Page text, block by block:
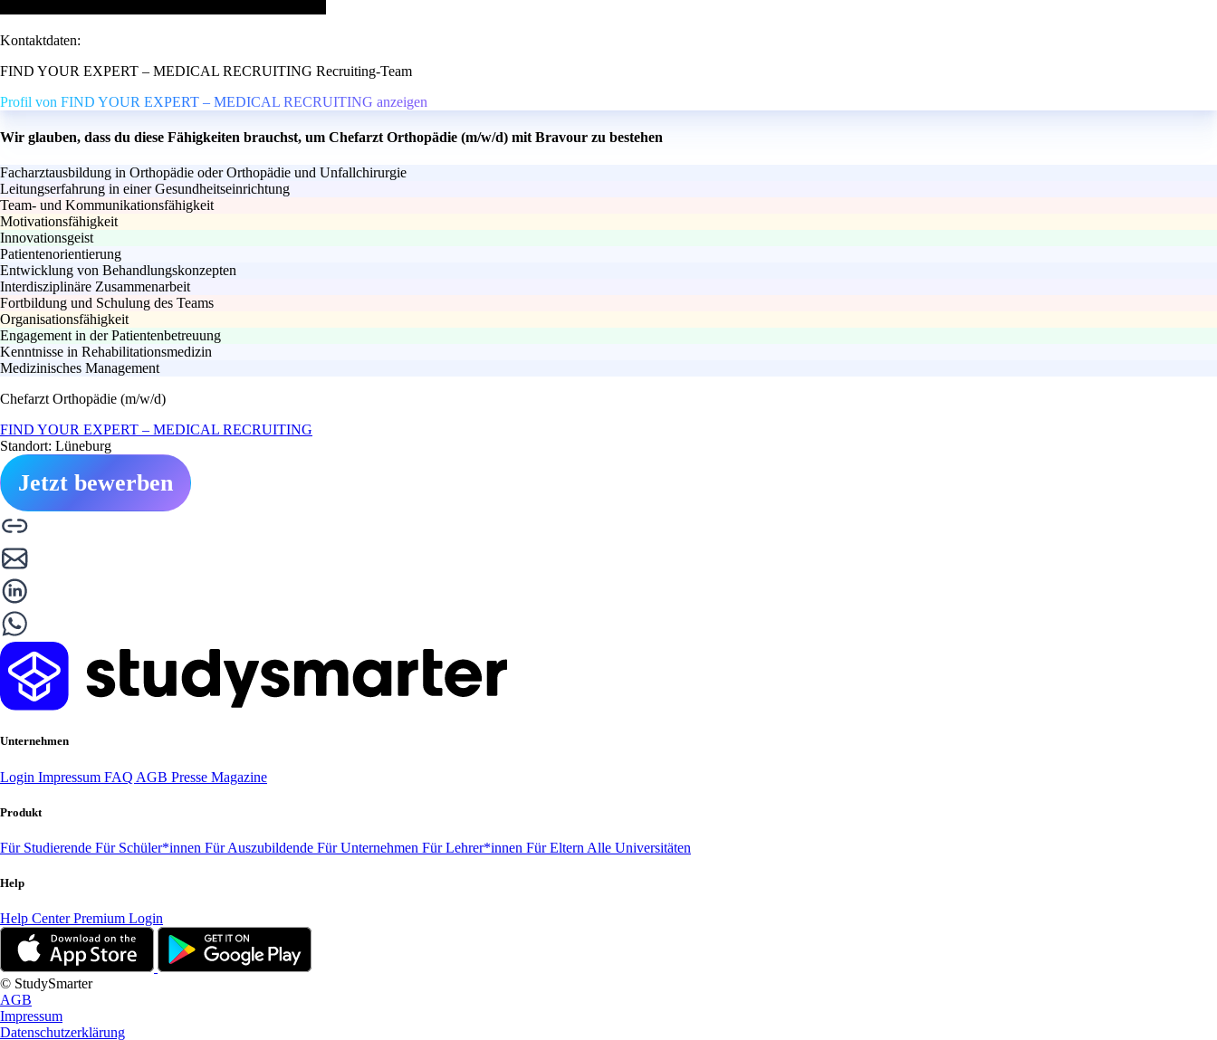
Kontaktdaten:
FIND YOUR EXPERT – MEDICAL RECRUITING Recruiting-Team
Profil von FIND YOUR EXPERT – MEDICAL RECRUITING anzeigen
Wir glauben, dass du diese Fähigkeiten brauchst, um Chefarzt Orthopädie (m/w/d) mit Bravour zu bestehen
Facharztausbildung in Orthopädie oder Orthopädie und Unfallchirurgie
Leitungserfahrung in einer Gesundheitseinrichtung
Team- und Kommunikationsfähigkeit
Motivationsfähigkeit
Innovationsgeist
Patientenorientierung
Entwicklung von Behandlungskonzepten
Interdisziplinäre Zusammenarbeit
Fortbildung und Schulung des Teams
Organisationsfähigkeit
Engagement in der Patientenbetreuung
Kenntnisse in Rehabilitationsmedizin
Medizinisches Management
Chefarzt Orthopädie (m/w/d)
FIND YOUR EXPERT – MEDICAL RECRUITING
Standort: Lüneburg
Jetzt bewerben
Unternehmen
Login Impressum FAQ AGB Presse Magazine
Produkt
Für Studierende Für Schüler*innen Für Auszubildende Für Unternehmen Für Lehrer*innen Für Eltern Alle Universitäten
Help
Help CenterPremium Login
© StudySmarter
AGB
Impressum
Datenschutzerklärung